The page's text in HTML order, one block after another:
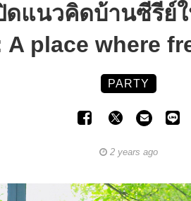
ดแนวคิดบ้านซีรีย์
place where
PARTY
2 years ago